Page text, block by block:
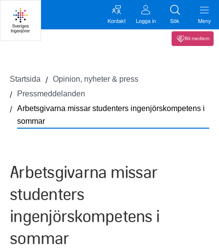
Kontakt Logga in Sök Meny
Bli medlem
Startsida
Opinion, nyheter & press
Pressmeddelanden
Arbetsgivarna missar studenters ingenjörskompetens i
sommar
Arbetsgivarna missar
studenters
ingenjörskompetens i
sommar